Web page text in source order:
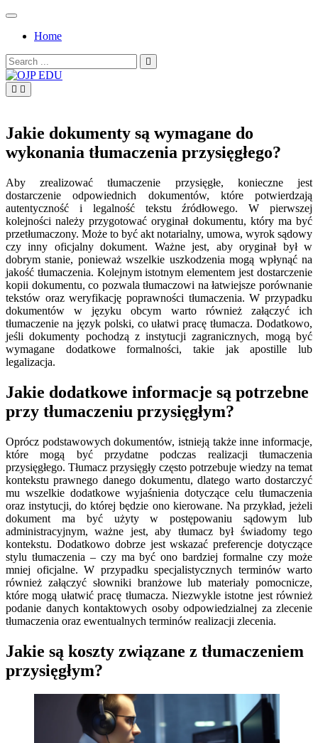
Skip
contentHome
Search
for:
Jakie dokumenty są wymagane do
wykonania tłumaczenia przysięgłego?
Aby zrealizować tłumaczenie przysięgłe, konieczne jest
dostarczenie odpowiednich dokumentów, które potwierdzają
autentyczność i legalność tekstu źródłowego. W pierwszej
kolejności należy przygotować oryginał dokumentu, który ma być
przetłumaczony. Może to być akt notarialny, umowa, wyrok sądowy
czy inny oficjalny dokument. Ważne jest, aby oryginał był w
dobrym stanie, ponieważ wszelkie uszkodzenia mogą wpłynąć na
jakość tłumaczenia. Kolejnym istotnym elementem jest dostarczenie
kopii dokumentu, co pozwala tłumaczowi na łatwiejsze porównanie
tekstów oraz weryfikację poprawności tłumaczenia. W przypadku
dokumentów w języku obcym warto również załączyć ich
tłumaczenie na język polski, co ułatwi pracę tłumacza. Dodatkowo,
jeśli dokumenty pochodzą z instytucji zagranicznych, mogą być
wymagane dodatkowe formalności, takie jak apostille lub
legalizacja.
Jakie dodatkowe informacje są potrzebne
przy tłumaczeniu przysięgłym?
Oprócz podstawowych dokumentów, istnieją także inne informacje,
które mogą być przydatne podczas realizacji tłumaczenia
przysięgłego. Tłumacz przysięgły często potrzebuje wiedzy na temat
kontekstu prawnego danego dokumentu, dlatego warto dostarczyć
mu wszelkie dodatkowe wyjaśnienia dotyczące celu tłumaczenia
oraz instytucji, do której będzie ono kierowane. Na przykład, jeżeli
dokument ma być użyty w postępowaniu sądowym lub
administracyjnym, ważne jest, aby tłumacz był świadomy tego
kontekstu. Dodatkowo dobrze jest wskazać preferencje dotyczące
stylu tłumaczenia – czy ma być ono bardziej formalne czy może
mniej oficjalne. W przypadku specjalistycznych terminów warto
również załączyć słowniki branżowe lub materiały pomocnicze,
które mogą ułatwić pracę tłumacza. Niezwykle istotne jest również
podanie danych kontaktowych osoby odpowiedzialnej za zlecenie
tłumaczenia oraz ewentualnych terminów realizacji zlecenia.
Jakie są koszty związane z tłumaczeniem
przysięgłym?